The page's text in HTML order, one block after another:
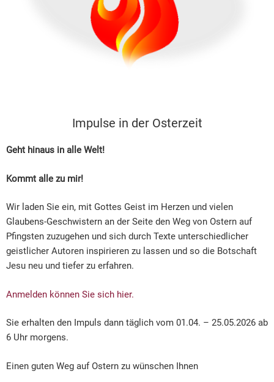
Impulse in der Osterzeit
Geht hinaus in alle Welt!
Kommt alle zu mir!
Wir laden Sie ein, mit Gottes Geist im Herzen und vielen
Glaubens-Geschwistern an der Seite den Weg von Ostern auf
Pfingsten zuzugehen und sich durch Texte unterschiedlicher
geistlicher Autoren inspirieren zu lassen und so die Botschaft
Jesu neu und tiefer zu erfahren.
Anmelden können Sie sich hier.
Sie erhalten den Impuls dann täglich vom 01.04. – 25.05.2026 ab
6 Uhr morgens.
Einen guten Weg auf Ostern zu wünschen Ihnen